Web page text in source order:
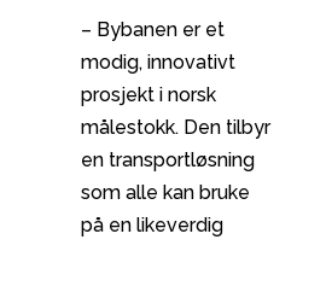
– Bybanen er et
modig, innovativt
prosjekt i norsk
målestokk. Den tilbyr
en transportløsning
som alle kan bruke
på en likeverdig